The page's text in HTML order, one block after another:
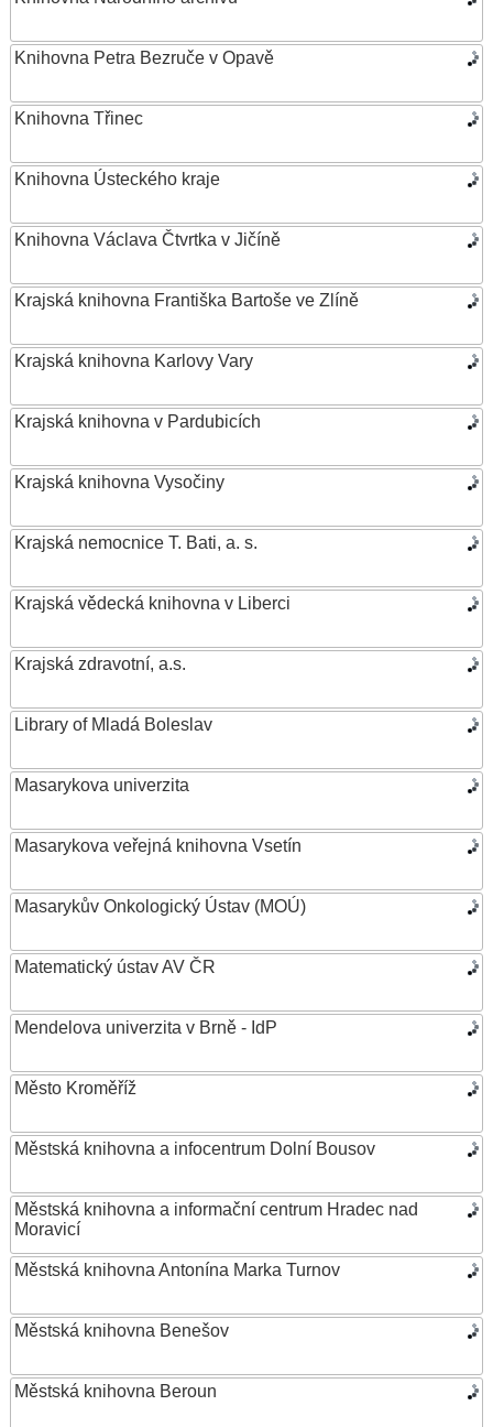
Knihovna Petra Bezruče v Opavě
Knihovna Třinec
Knihovna Ústeckého kraje
Knihovna Václava Čtvrtka v Jičíně
Krajská knihovna Františka Bartoše ve Zlíně
Krajská knihovna Karlovy Vary
Krajská knihovna v Pardubicích
Krajská knihovna Vysočiny
Krajská nemocnice T. Bati, a. s.
Krajská vědecká knihovna v Liberci
Krajská zdravotní, a.s.
Library of Mladá Boleslav
Masarykova univerzita
Masarykova veřejná knihovna Vsetín
Masarykův Onkologický Ústav (MOÚ)
Matematický ústav AV ČR
Mendelova univerzita v Brně - IdP
Město Kroměříž
Městská knihovna a infocentrum Dolní Bousov
Městská knihovna a informační centrum Hradec nad
Moravicí
Městská knihovna Antonína Marka Turnov
Městská knihovna Benešov
Městská knihovna Beroun